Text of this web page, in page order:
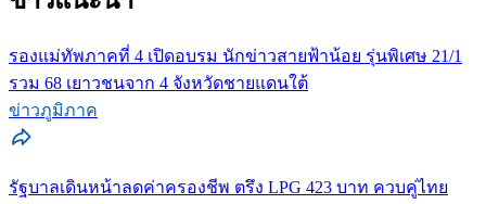
รองแม่ทัพภาคที่ 4 เปิดอบรม นักข่าวสายฟ้าน้อย รุ่นพิเศษ 21/1
รวม 68 เยาวชนจาก 4 จังหวัดชายแดนใต้
ข่าวภูมิภาค
รัฐบาลเดินหน้าลดค่าครองชีพ ตรึง LPG 423 บาท ควบคู่ไทย